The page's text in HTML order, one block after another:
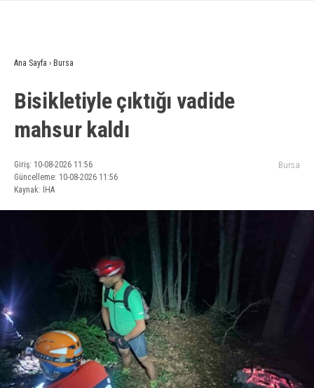
Ana Sayfa › Bursa
Bisikletiyle çıktığı vadide
mahsur kaldı
Giriş: 10-08-2026 11:56
Güncelleme: 10-08-2026 11:56
Kaynak: İHA
Bursa